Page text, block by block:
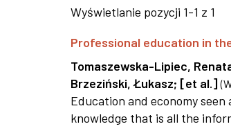
Wyświetlanie pozycji 1-1 z 1
Professional education in
Tomaszewska-Lipiec,
Brzeziński, Łukasz; [et al.] (
Education and economy
knowledge that is all the